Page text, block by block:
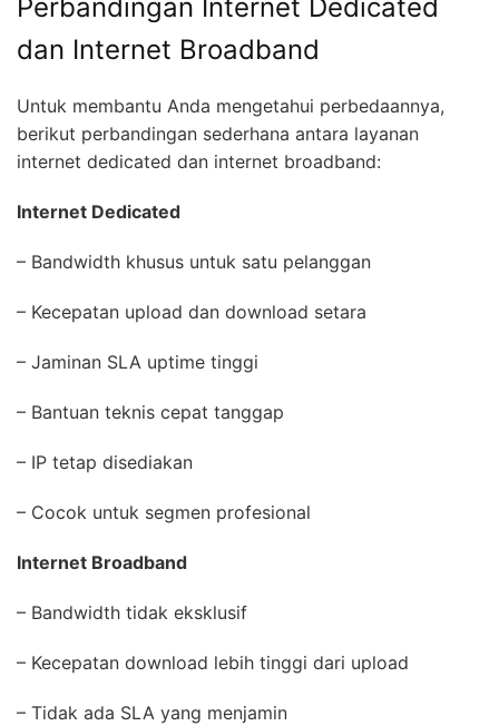
Perbandingan Internet Dedicated
dan Internet Broadband
Untuk membantu Anda mengetahui perbedaannya,
berikut perbandingan sederhana antara layanan
internet dedicated dan internet broadband:
Internet Dedicated
– Bandwidth khusus untuk satu pelanggan
– Kecepatan upload dan download setara
– Jaminan SLA uptime tinggi
– Bantuan teknis cepat tanggap
– IP tetap disediakan
– Cocok untuk segmen profesional
Internet Broadband
– Bandwidth tidak eksklusif
– Kecepatan download lebih tinggi dari upload
– Tidak ada SLA yang menjamin